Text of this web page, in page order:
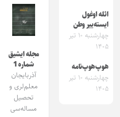
ائله اوغول
ایسته‌ییر وطن
چهارشنبه ۱۰ تیر
۱۴۰۵
هوپ‌هوپ‌نامه
چهارشنبه ۱۰ تیر
۱۴۰۵
مجله ایشیق
شماره 1
آذربایجان
معلم‌لری و
تحصیل
مساله‌سی